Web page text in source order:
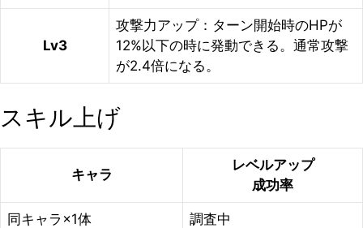
Lv3
攻撃力アップ：ターン開始時のHPが
12%以下の時に発動できる。通常攻撃
が2.4倍になる。
スキル上げ
キャラ
レベルアップ
成功率
同キャラ×1体 調査中